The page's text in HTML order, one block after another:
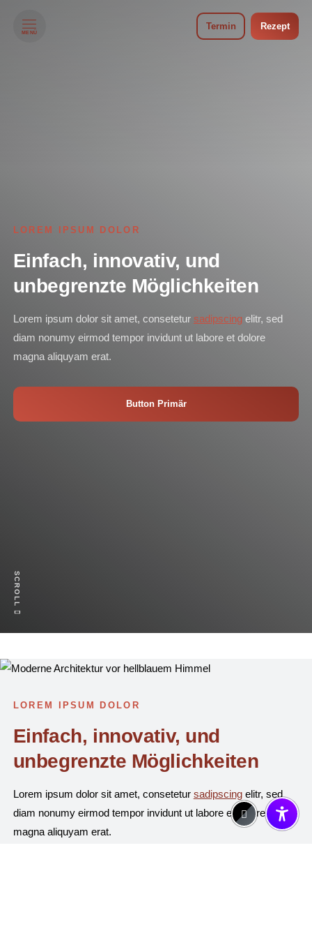
MENÜ
Termin Rezept
LOREM IPSUM DOLOR
Einfach, innovativ, und
unbegrenzte Möglichkeiten
Lorem ipsum dolor sit amet, consetetur sadipscingelitr, sed
diam nonumy eirmod tempor invidunt ut labore et dolore
magna aliquyam erat.
Button Primär
SCROLL
LOREM IPSUM DOLOR
Einfach, innovativ, und
unbegrenzte Möglichkeiten
Lorem ipsum dolor sit amet, consetetur sadipscingelitr, sed
diam nonumy eirmod tempor invidunt ut labore et dolore
magna aliquyam erat.